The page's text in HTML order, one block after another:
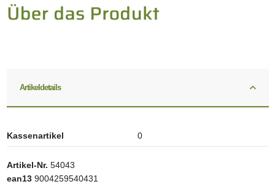
Artikeldetails
Kassenartikel 0
Artikel-Nr. 54043
ean13 9004259540431